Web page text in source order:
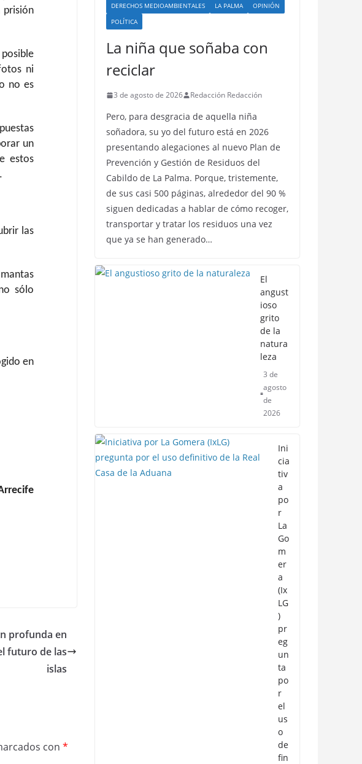
prisión
ni
no es
un
estos
las
sólo
en
profunda en
futuro de las
islas
con *
DERECHOS MEDIOAMBIENTALES
LA PALMA
OPINIÓN
POLÍTICA
La niña que soñaba con
reciclar
3 de agosto de 2026 Redacción Redacción
Pero, para desgracia de aquella niña
soñadora, su yo del futuro está en 2026
presentando alegaciones al nuevo Plan de
Prevención y Gestión de Residuos del
Cabildo de La Palma. Porque, tristemente,
de sus casi 500 páginas, alrededor del 90 %
siguen dedicadas a hablar de cómo recoger,
transportar y tratar los residuos una vez
que ya se han generado…
El
angust
ioso
grito
de la
natura
leza
3 de
agosto
de
2026
Ini
cia
tiv
a
po
r
La
Go
m
er
a
(Ix
LG
)
pr
eg
un
ta
po
r
el
us
o
de
fin